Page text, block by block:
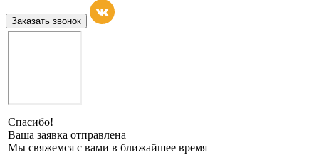
Заказать звонок
Спасибо!
Ваша заявка отправлена
Мы свяжемся с вами в ближайшее время